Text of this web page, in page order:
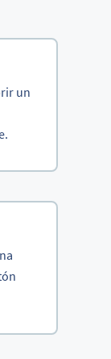
un